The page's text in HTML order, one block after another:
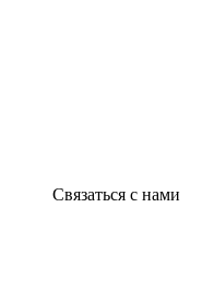
Связаться с нами